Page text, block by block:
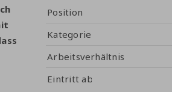
Position
Kategorie
Arbeitsverhältnis
Eintritt ab